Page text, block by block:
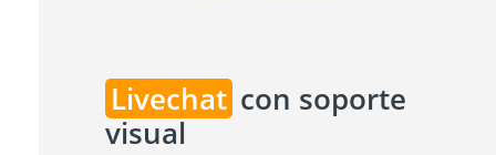
Livechat con soporte
visual